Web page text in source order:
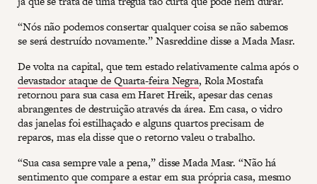
“Nós não podemos consertar qualquer coisa se não sabemos
se será destruído novamente.” Nasreddine disse a Mada Masr.
De volta na capital, que tem estado relativamente calma após o
devastador ataque de Quarta-feira Negra, Rola Mostafa
retornou para sua casa em Haret Hreik, apesar das cenas
abrangentes de destruição através da área. Em casa, o vidro
das janelas foi estilhaçado e alguns quartos precisam de
reparos, mas ela disse que o retorno valeu o trabalho.
“Sua casa sempre vale a pena,” disse Mada Masr. “Não há
sentimento que compare a estar em sua própria casa, mesmo